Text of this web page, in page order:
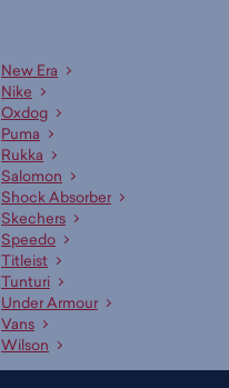
New Era
Nike
Oxdog
Puma
Rukka
Salomon
Shock Absorber
Skechers
Speedo
Titleist
Tunturi
Under Armour
Vans
Wilson